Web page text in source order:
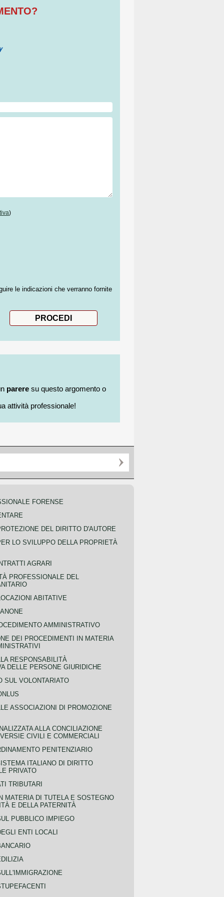
)
le indicazioni che verranno fornite
pareresu questo argomento o
attività professionale!
FORENSE
DEL DIRITTO D'AUTORE
LO SVILUPPO DELLA PROPRIETÀ
AGRARI
PROFESSIONALE DEL
ABITATIVE
AMMINISTRATIVO
DEI PROCEDIMENTI IN MATERIA
RESPONSABILITÀ
DELLE PERSONE GIURIDICHE
SUL VOLONTARIATO
ASSOCIAZIONI DI PROMOZIONE
ALLA CONCILIAZIONE
CIVILI E COMMERCIALI
PENITENZIARIO
ITALIANO DI DIRITTO
PRIVATO
TRIBUTARI
MATERIA DI TUTELA E SOSTEGNO
E DELLA PATERNITÀ
PUBBLICO IMPIEGO
ENTI LOCALI